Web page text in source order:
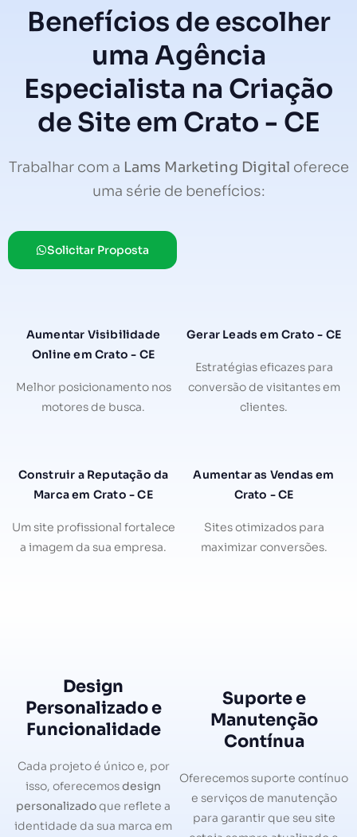
Benefícios de escolher
uma Agência
Especialista na Criação
de Site em Crato - CE
Trabalhar com a Lams Marketing Digital oferece
uma série de benefícios:
Solicitar Proposta
Aumentar Visibilidade
Online em Crato - CE
Melhor posicionamento nos
motores de busca.
Gerar Leads em Crato - CE
Estratégias eficazes para
conversão de visitantes em
clientes.
Construir a Reputação da
Marca em Crato - CE
Um site profissional fortalece
a imagem da sua empresa.
Aumentar as Vendas em
Crato - CE
Sites otimizados para
maximizar conversões.
Design
Personalizado e
Funcionalidade
Cada projeto é único e, por
isso, oferecemosdesign
personalizadoque reflete a
identidade da sua marca em
Suporte e
Manutenção
Contínua
Oferecemos suporte contínuo
e serviços de manutenção
para garantir que seu site